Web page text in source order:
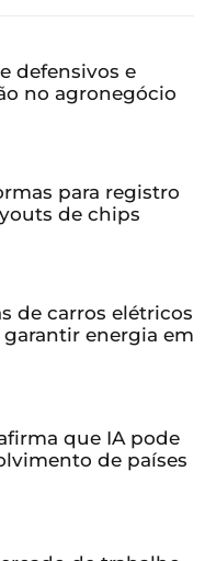
defensivos e
no agronegócio
para registro
de chips
de carros elétricos
garantir energia em
que IA pode
de países